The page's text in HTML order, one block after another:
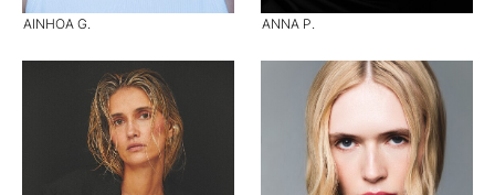
AINHOA G. ANNA P.